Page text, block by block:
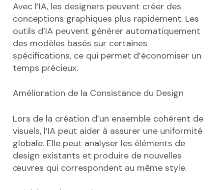
Avec l’IA, les designers peuvent créer des
conceptions graphiques plus rapidement. Les
outils d’IA peuvent générer automatiquement
des modèles basés sur certaines
spécifications, ce qui permet d’économiser un
temps précieux.
Amélioration de la Consistance du Design
Lors de la création d’un ensemble cohérent de
visuels, l’IA peut aider à assurer une uniformité
globale. Elle peut analyser les éléments de
design existants et produire de nouvelles
œuvres qui correspondent au même style.